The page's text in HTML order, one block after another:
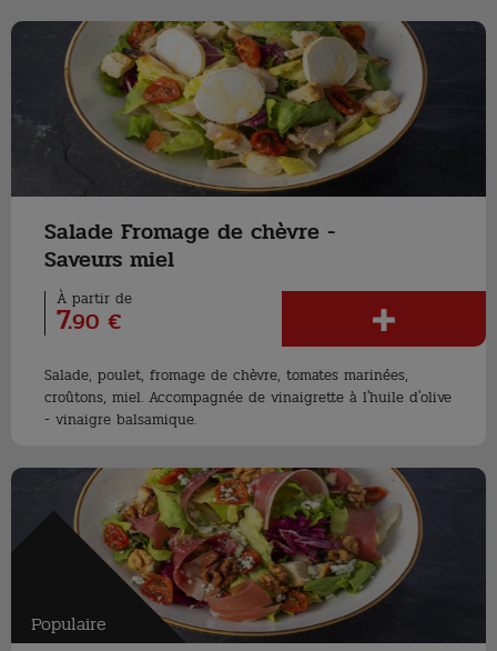
Salade Fromage de chèvre -
Saveurs miel
Salade, poulet, fromage de chèvre, tomates marinées,
croûtons, miel. Accompagnée de vinaigrette à l'huile d'olive
- vinaigre balsamique.
À partir de
7.90 €
Populaire